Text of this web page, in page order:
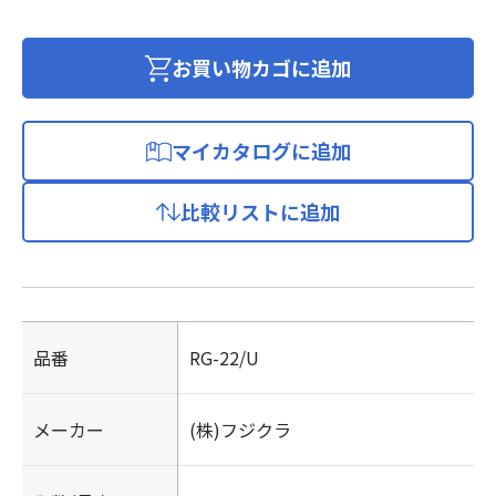
個
お買い物カゴに追加
マイカタログに追加
比較リストに追加
品番 RG-22/U
メーカー (株)フジクラ